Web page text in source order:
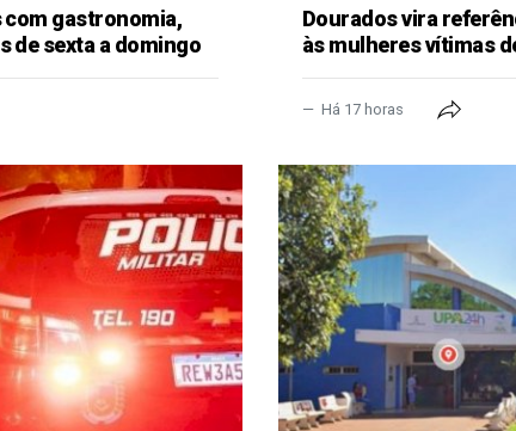
gastronomia,
de sexta a domingo
Dourados vira
às mulheres vítimas
Há 17 horas